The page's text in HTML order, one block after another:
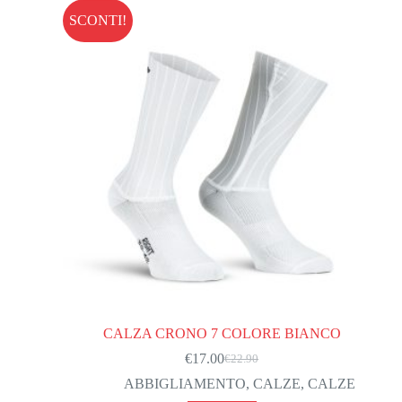
essere
scelte
nella
pagina
del
prodotto
SCONTI!
CALZA CRONO 7 COLORE BIANCO
€22.90
Il
prezzo
originale
€17.00Il
prezzo
attuale
ABBIGLIAMENTO,CALZE,CALZE